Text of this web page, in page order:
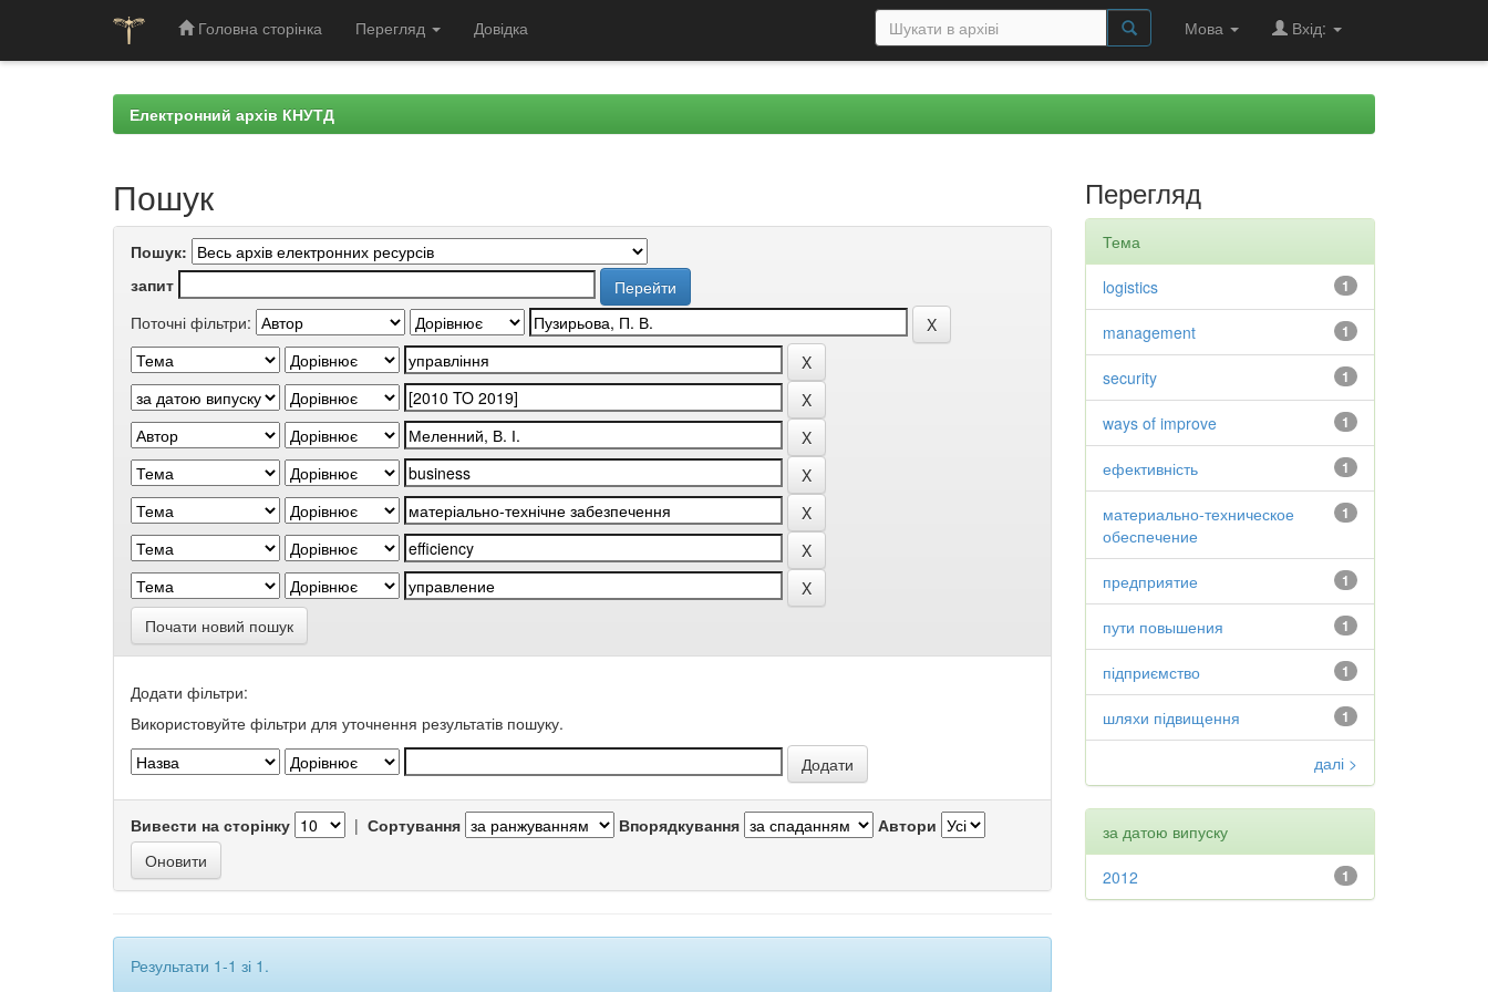
Головна сторінка Перегляд Довідка Мова Вхід:
Електронний архів КНУТД
Пошук
Пошук:
запит
Поточні фільтри:
Почати новий пошук
Додати фільтри:
Використовуйте фільтри для уточнення результатів пошуку.
Вивести на сторінку | Сортування Впорядкування Автори
Результати 1-1 зі 1.
Перегляд
Тема
1
logistics
1
management
1
security
1
ways of improve
1
ефективність
1
материально-техническое
обеспечение
1
предприятие
1
пути повышения
1
підприємство
1
шляхи підвищення
далі >
за датою випуску
1
2012